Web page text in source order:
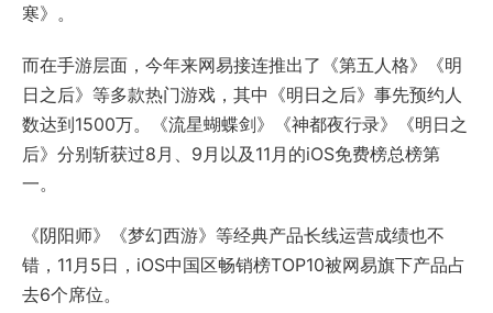
寒》。
而在手游层面，今年来网易接连推出了《第五人格》《明
日之后》等多款热门游戏，其中《明日之后》事先预约人
数达到1500万。《流星蝴蝶剑》《神都夜行录》《明日之
后》分别斩获过8月、9月以及11月的iOS免费榜总榜第
一。
《阴阳师》《梦幻西游》等经典产品长线运营成绩也不
错，11月5日，iOS中国区畅销榜TOP10被网易旗下产品占
去6个席位。